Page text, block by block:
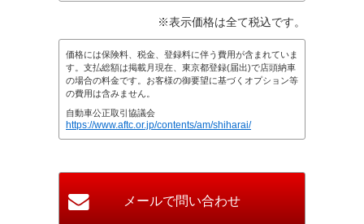
※表示価格は全て税込です。
価格には保険料、税金、登録料に伴う費用が含まれていま
す。支払総額は掲載月現在、東京都登録(届出)で店頭納車
の場合の料金です。お客様の御要望に基づくオプション等
の費用は含みません。
自動車公正取引協議会
https://www.aftc.or.jp/contents/am/shiharai/